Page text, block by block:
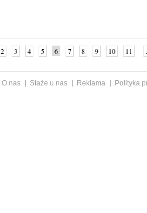
2 3 4 5 6 7 8 9 10 11
O nas Staże u nas Reklama
Polityka